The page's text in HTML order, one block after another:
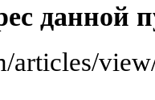
данной
articles/